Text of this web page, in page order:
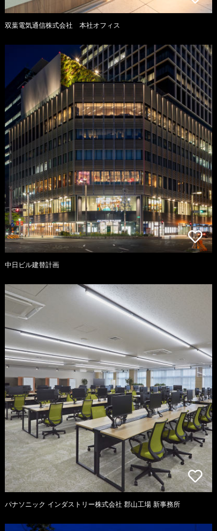
双葉電気通信株式会社 本社オフィス
中日ビル建替計画
パナソニック インダストリー株式会社 郡山工場 新事務所